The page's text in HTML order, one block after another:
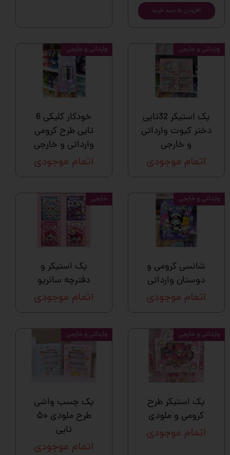
افزودن به سبد خرید
پک استیکر 32تایی
دختر کیوت وارداتی
و خارجی
اتمام موجودی
وارداتی و خارجی
خودکار کلیکی 6
تایی طرح کرومی
وارداتی و خارجی
اتمام موجودی
وارداتی و خارجی
شانسی کرومی و
دوستان وارداتی
اتمام موجودی
وارداتی و خارجی
پک استیکر و
دفترچه سانریو
اتمام موجودی
خارجی
پک استیکر طرح
کرومی و ملودی
اتمام موجودی
وارداتی و خارجی
پک چسب واشی
طرح ملودی ۵۰
تایی
اتمام موجودی
وارداتی و خارجی